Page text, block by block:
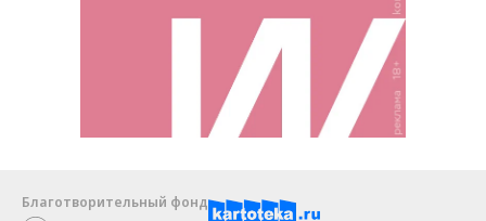
Благотворительный фонд